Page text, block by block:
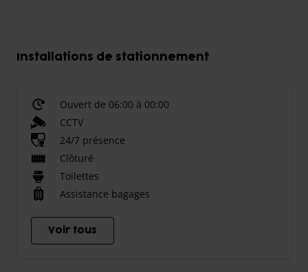
Installations de stationnement
Ouvert de 06:00 à 00:00
CCTV
24/7 présence
Clôturé
Toilettes
Assistance bagages
Voir tous